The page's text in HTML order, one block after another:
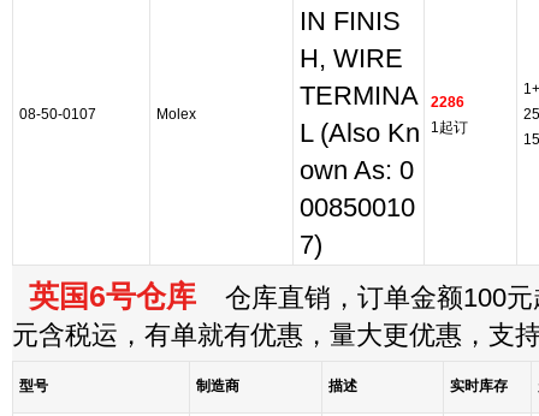
08-50-0107 Molex
IN FINIS
H, WIRE
TERMINA
L (Also Kn
own As: 0
00850010
7)
2286
1起订
1+
英国6号仓库 仓库直销，订单金额100元
元含税运，有单就有优惠，量大更优惠，支
型号 制造商 描述 实时库存